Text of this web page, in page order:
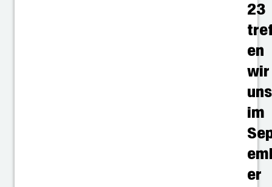
23
en
wir
uns
im
er